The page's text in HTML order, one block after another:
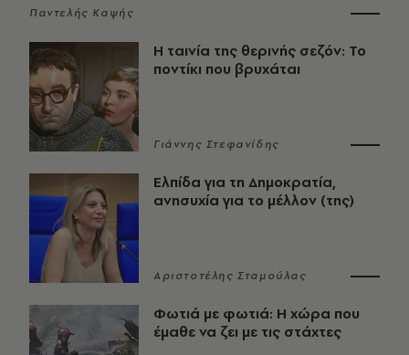
Παντελής Καψής
Η ταινία της θερινής σεζόν: Το
ποντίκι που βρυχάται
Γιάννης Στεφανίδης
Ελπίδα για τη Δημοκρατία,
ανησυχία για το μέλλον (της)
Αριστοτέλης Σταμούλας
Φωτιά με φωτιά: Η χώρα που
έμαθε να ζει με τις στάχτες